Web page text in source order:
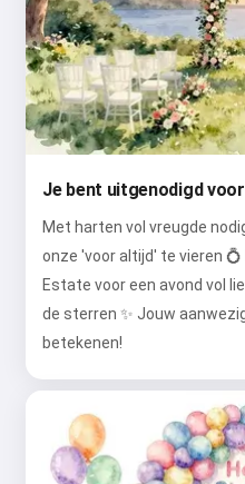
Je bent uitgenodigd
Met harten vol vreugde
onze 'voor altijd' te vieren 💍
Estate voor een avond vol
de sterren ✨ Jouw
betekenen!